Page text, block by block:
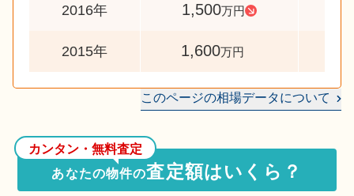
2016年 1,500万円
2015年 1,600万円
このページの相場データについて
カンタン・無料査定
あなたの物件の査定額はいくら？